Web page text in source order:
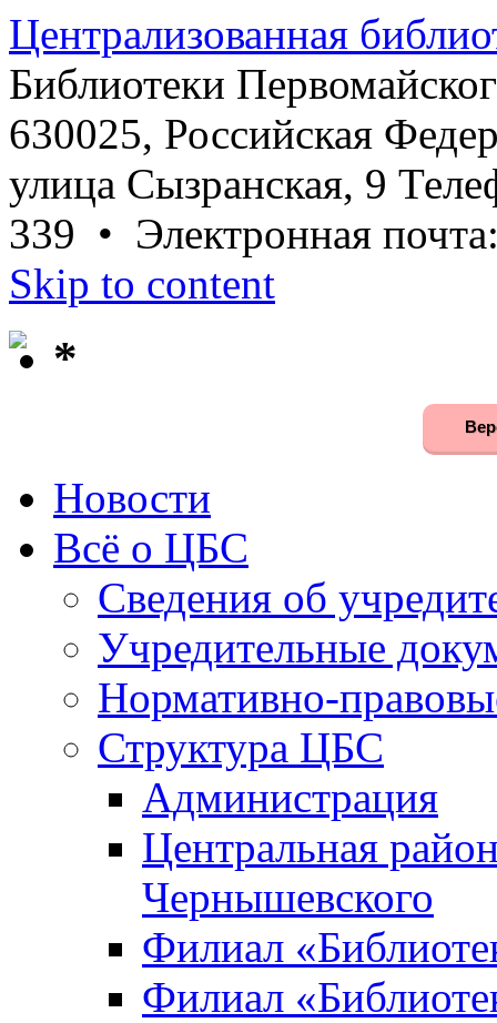
Централизованная
Библиотеки
630025, Российская
улица Сызранская, 9
339 • Электронная
Skip to content
*
Новости
Всё о ЦБС
Сведения об
Учредительные
Нормативно-
Структура ЦБС
Администрация
Центральная
Чернышевского
Филиал
Филиал